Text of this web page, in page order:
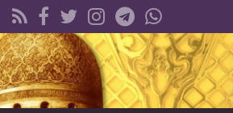
Search for: